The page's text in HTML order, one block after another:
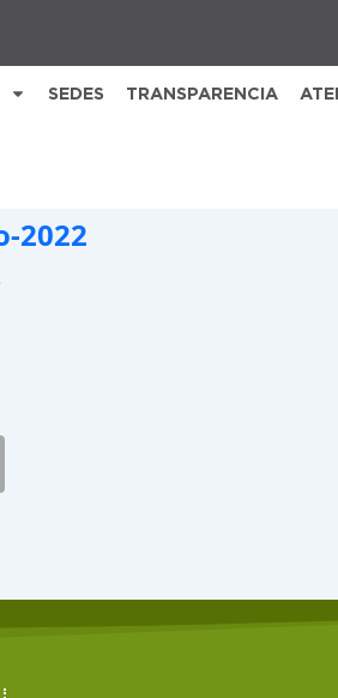
SEDES TRANSPARENCIA
2022